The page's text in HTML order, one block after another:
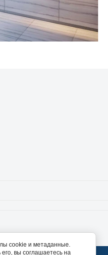
cookie и метаданные.
вы соглашаетесь на